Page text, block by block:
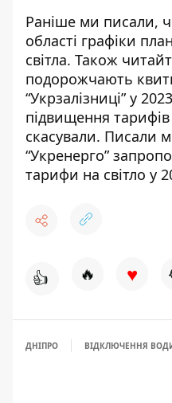
Раніше ми писали,
області графіки
світла. Також
подорожчають
“Укрзалізниці” у
підвищення тарифів
скасували. Писали
“Укренерго”
тарифи на світло у
👍 🔥 ♥
ДНІПРО ВІДКЛЮЧЕННЯ